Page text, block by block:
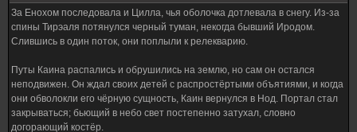
За Енохом последовала и Цилла, чья оболочка дотлевала в снегу. Из-за
спины Тирэаля потянулся черный туман, некогда бывший Иродом.
Слившись в один поток, они поплыли к релекварию.
Путы Каина распались и обрушились на землю, но сам он остался
неподвижен. Он ждал своих детей с распростёртыми объятиями, и когда
они обволокли его чёрную сущность, Каин вернулся в Нод. Портал стал
закрываться; бьющий в небо свет постепенно затухал, словно
догорающий костёр.